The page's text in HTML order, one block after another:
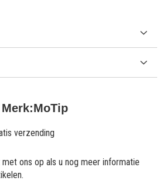
Merk:MoTip
verzending
ons op als u nog meer informatie